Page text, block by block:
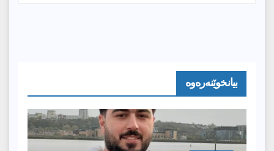
بیانخوێنەرەوە